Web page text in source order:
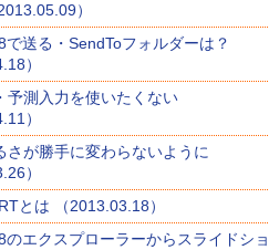
）
で送る・SendToフォルダーは？
）
予測入力を使いたくない
）
さが勝手に変わらないように
）
とは （2013.03.18）
のエクスプローラーからスライドシ